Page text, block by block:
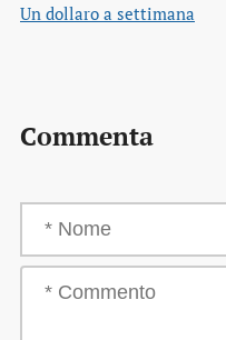
Un dollaro a settimana
Commenta